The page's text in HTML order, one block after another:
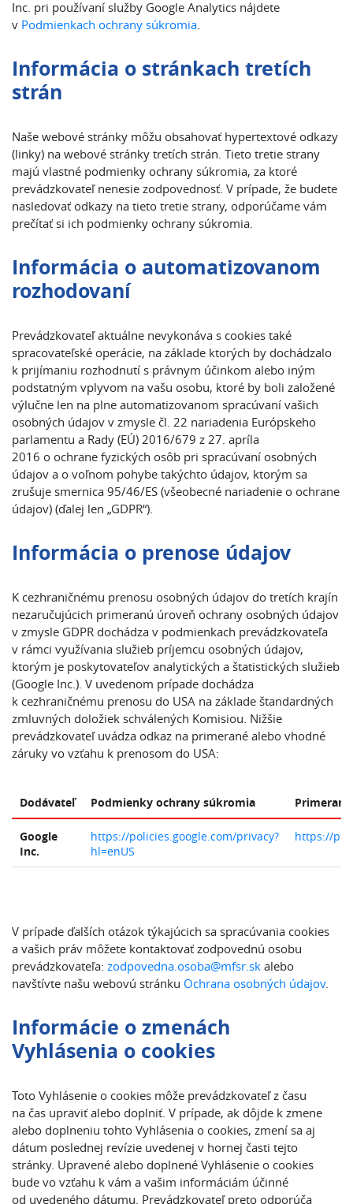
Inc. pri používaní služby Google Analytics nájdete
v Podmienkach ochrany súkromia.
Informácia o stránkach tretích
strán
Naše webové stránky môžu obsahovať hypertextové odkazy
(linky) na webové stránky tretích strán. Tieto tretie strany
majú vlastné podmienky ochrany súkromia, za ktoré
prevádzkovateľ nenesie zodpovednosť. V prípade, že budete
nasledovať odkazy na tieto tretie strany, odporúčame vám
prečítať si ich podmienky ochrany súkromia.
Informácia o automatizovanom
rozhodovaní
Prevádzkovateľ aktuálne nevykonáva s cookies také
spracovateľské operácie, na základe ktorých by dochádzalo
k prijímaniu rozhodnutí s právnym účinkom alebo iným
podstatným vplyvom na vašu osobu, ktoré by boli založené
výlučne len na plne automatizovanom spracúvaní vašich
osobných údajov v zmysle čl. 22 nariadenia Európskeho
parlamentu a Rady (EÚ) 2016/679 z 27. apríla
2016 o ochrane fyzických osôb pri spracúvaní osobných
údajov a o voľnom pohybe takýchto údajov, ktorým sa
zrušuje smernica 95/46/ES (všeobecné nariadenie o ochrane
údajov) (ďalej len „GDPR“).
Informácia o prenose údajov
K cezhraničnému prenosu osobných údajov do tretích krajín
nezaručujúcich primeranú úroveň ochrany osobných údajov
v zmysle GDPR dochádza v podmienkach prevádzkovateľa
v rámci využívania služieb príjemcu osobných údajov,
ktorým je poskytovateľov analytických a štatistických služieb
(Google Inc.). V uvedenom prípade dochádza
k cezhraničnému prenosu do USA na základe štandardných
zmluvných doložiek schválených Komisiou. Nižšie
prevádzkovateľ uvádza odkaz na primerané alebo vhodné
záruky vo vzťahu k prenosom do USA:
Dodávateľ Podmienky ochrany súkromia
Google
Inc.
https://policies.google.com/privacy?
hl=enUS
https://
V prípade ďalších otázok týkajúcich sa spracúvania cookies
a vašich práv môžete kontaktovať zodpovednú osobu
prevádzkovateľa: zodpovedna.osoba@mfsr.sk alebo
navštívte našu webovú stránku Ochrana osobných údajov.
Informácie o zmenách
Vyhlásenia o cookies
Toto Vyhlásenie o cookies môže prevádzkovateľ z času
na čas upraviť alebo doplniť. V prípade, ak dôjde k zmene
alebo doplneniu tohto Vyhlásenia o cookies, zmení sa aj
dátum poslednej revízie uvedenej v hornej časti tejto
stránky. Upravené alebo doplnené Vyhlásenie o cookies
bude vo vzťahu k vám a vašim informáciám účinné
od uvedeného dátumu. Prevádzkovateľ preto odporúča